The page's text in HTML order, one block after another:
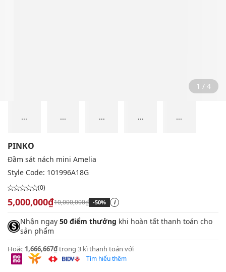
2 / 4
... ... ... ... ...
PINKO
Đầm sát nách mini Amelia
Style Code: 101996A18G
(0)
5,000,000₫10,000,000₫ -50% i
Nhận ngay 50 điểm thưởng khi hoàn tất thanh toán cho
sản phẩm
Hoặc 1,666,667₫trong 3 kì thanh toán với
Tìm hiểu thêm